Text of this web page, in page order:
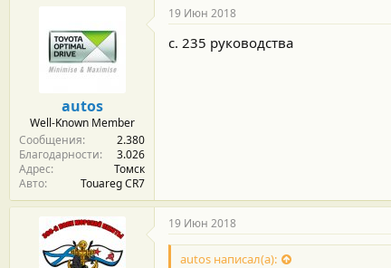
autos
Well-Known Member
Сообщения
2.380
Благодарности
3.026
Адрес
Томск
Авто
Touareg CR7
19 Июн 2018
с. 235 руководства
19 Июн 2018
autos написал(а):